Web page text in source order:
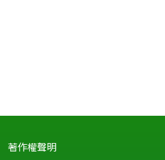
著作權聲明